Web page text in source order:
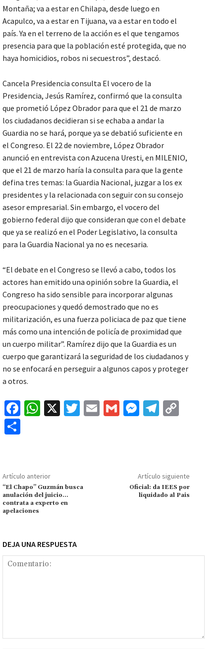
Montaña; va a estar en Chilapa, desde luego en
Acapulco, va a estar en Tijuana, va a estar en todo el
país. Ya en el terreno de la acción es el que tengamos
presencia para que la población esté protegida, que no
haya homicidios, robos ni secuestros”, destacó.
Cancela Presidencia consulta El vocero de la
Presidencia, Jesús Ramírez, confirmó que la consulta
que prometió López Obrador para que el 21 de marzo
los ciudadanos decidieran si se echaba a andar la
Guardia no se hará, porque ya se debatió suficiente en
el Congreso. El 22 de noviembre, López Obrador
anunció en entrevista con Azucena Uresti, en MILENIO,
que el 21 de marzo haría la consulta para que la gente
defina tres temas: la Guardia Nacional, juzgar a los ex
presidentes y la relacionada con seguir con su consejo
asesor empresarial. Sin embargo, el vocero del
gobierno federal dijo que consideran que con el debate
que ya se realizó en el Poder Legislativo, la consulta
para la Guardia Nacional ya no es necesaria.
“El debate en el Congreso se llevó a cabo, todos los
actores han emitido una opinión sobre la Guardia, el
Congreso ha sido sensible para incorporar algunas
preocupaciones y quedó demostrado que no es
militarización, es una fuerza policiaca de paz que tiene
más como una intención de policía de proximidad que
un cuerpo militar”. Ramírez dijo que la Guardia es un
cuerpo que garantizará la seguridad de los ciudadanos y
no se enfocará en perseguir a algunos capos y proteger
a otros.
Fa
o
k
W
p
p
X
T
E
G
M
ge
r
Te
m Li
n
k
p
ar
tir
Artículo anterior
“El Chapo” Guzmán busca
anulación del juicio…
contrata a experto en
apelaciones
Artículo siguiente
Oficial: da IEES por
liquidado al Pais
DEJA UNA RESPUESTA